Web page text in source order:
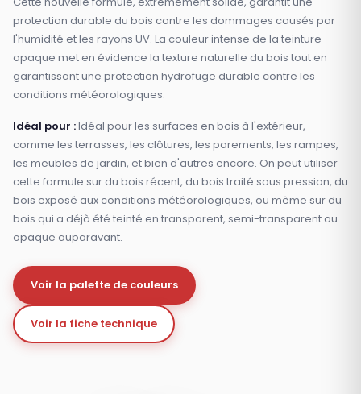
protection durable du bois contre les dommages causés par
l'humidité et les rayons UV. La couleur intense de la teinture
opaque met en évidence la texture naturelle du bois tout en
garantissant une protection hydrofuge durable contre les
conditions météorologiques.
Idéal pour :Idéal pour les surfaces en bois à l'extérieur,
comme les terrasses, les clôtures, les parements, les rampes,
les meubles de jardin, et bien d'autres encore. On peut utiliser
cette formule sur du bois récent, du bois traité sous pression, du
bois exposé aux conditions météorologiques, ou même sur du
bois qui a déjà été teinté en transparent, semi-transparent ou
opaque auparavant.
Voir la palette de couleurs
Voir la fiche technique